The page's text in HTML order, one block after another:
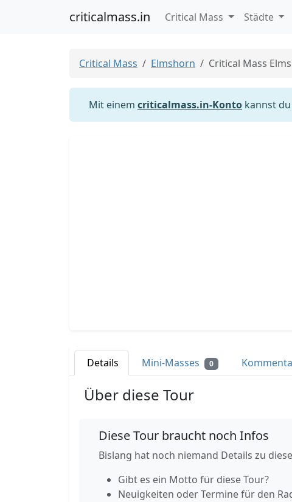
criticalmass.in Critical Mass Städte
Critical Mass Elmshorn Critical Mass
Mit einem criticalmass.in-Konto kannst
Details Mini-Masses 0
Über diese Tour
Diese Tour braucht noch Infos
Bislang hat noch niemand Details zu
Gibt es ein Motto für diese Tour?
Neuigkeiten oder Termine für den